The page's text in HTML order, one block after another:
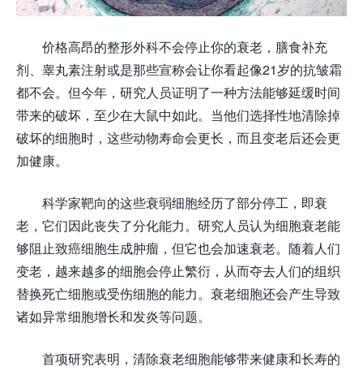
价格高昂的整形外科不会停止你的衰老，膳食补充
剂、睾丸素注射或是那些宣称会让你看起像21岁的抗皱霜
都不会。但今年，研究人员证明了一种方法能够延缓时间
带来的破坏，至少在大鼠中如此。当他们选择性地清除掉
破坏的细胞时，这些动物寿命会更长，而且变老后还会更
加健康。
科学家靶向的这些衰弱细胞经历了部分停工，即衰
老，它们因此丧失了分化能力。研究人员认为细胞衰老能
够阻止致癌细胞生成肿瘤，但它也会加速衰老。随着人们
变老，越来越多的细胞会停止繁衍，从而夺去人们的组织
替换死亡细胞或受伤细胞的能力。衰老细胞还会产生导致
诸如异常细胞增长和发炎等问题。
首项研究表明，清除衰老细胞能够带来健康和长寿的